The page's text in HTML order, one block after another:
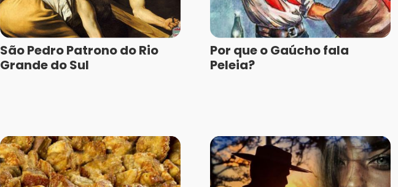
São Pedro Patrono do Rio
Grande do Sul
Por que o Gaúcho fala
Peleia?